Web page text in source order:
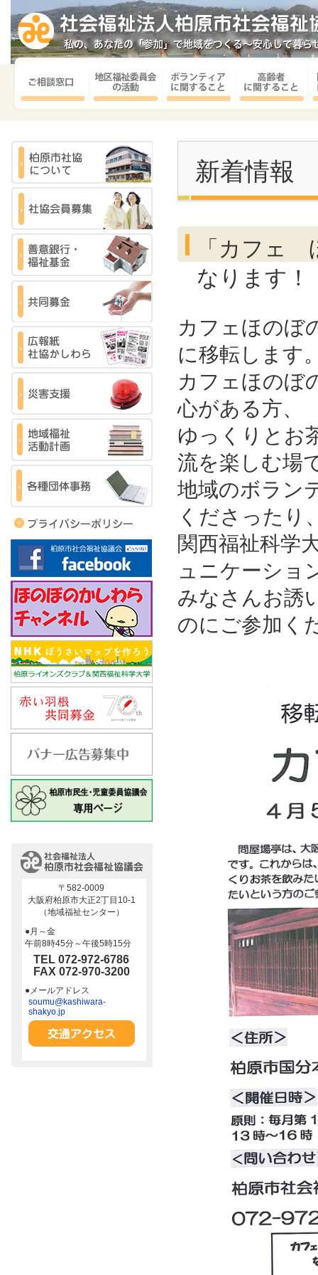
新着情報
「カフェ
なります！
カフェほのぼ
に移転します
カフェほのぼ
心がある方、
ゆっくりとお
流を楽しむ場
地域のボラン
くださったり
関西福祉科学
ュニケーショ
みなさんお誘
のにご参加く
〒582-0009
大阪府柏原市大正2丁目10-1
（地域福祉センター）
●月～金
午前8時45分～午後5時15分
TEL 072-972-6786
FAX 072-970-3200
●メールアドレス
soumu@kashiwara-
shakyo.jp